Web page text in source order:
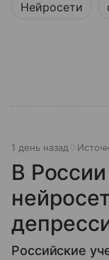
Нейросети
1 день назад
В
Российские